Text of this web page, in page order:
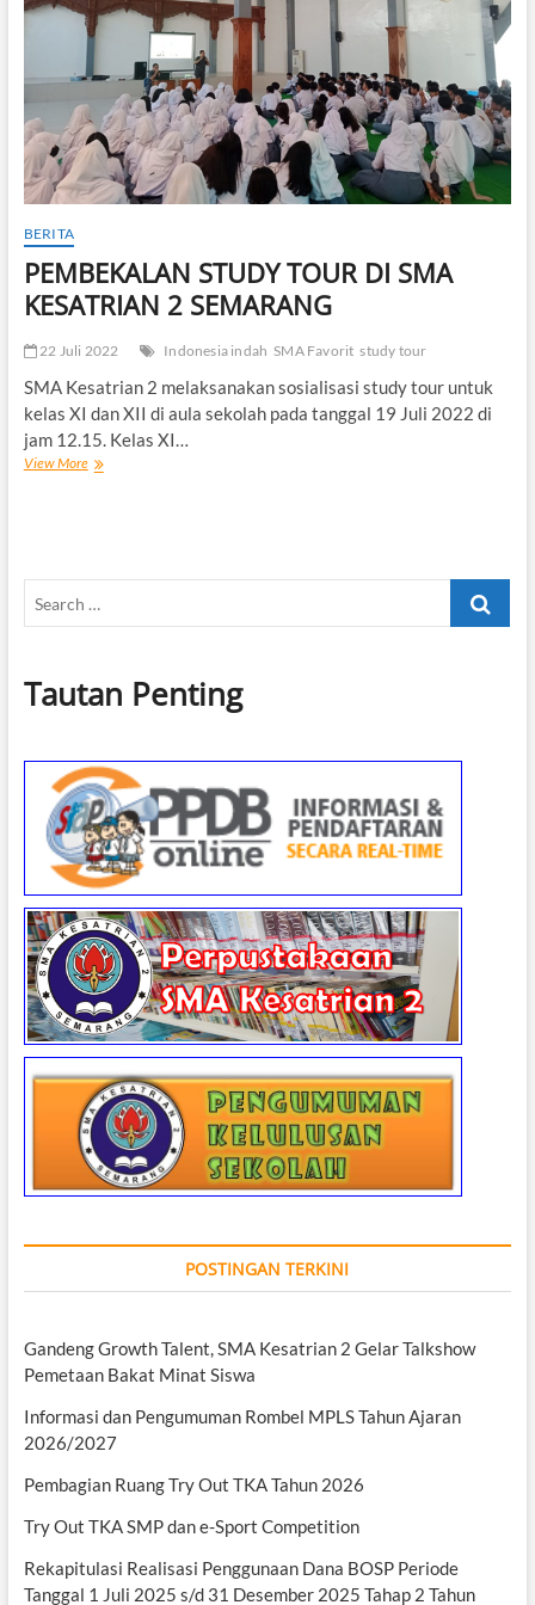
BERITA
PEMBEKALAN STUDY TOUR DI SMA
KESATRIAN 2 SEMARANG
22 Juli 2022 Indonesia indah SMA Favorit study tour
SMA Kesatrian 2 melaksanakan sosialisasi study tour untuk
kelas XI dan XII di aula sekolah pada tanggal 19 Juli 2022 di
jam 12.15. Kelas XI…
View MorePEMBEKALAN
SEMARANG
Search
Tautan Penting
POSTINGAN TERKINI
Gandeng Growth Talent, SMA Kesatrian 2 Gelar Talkshow
Pemetaan Bakat Minat Siswa
Informasi dan Pengumuman Rombel MPLS Tahun Ajaran
2026/2027
Pembagian Ruang Try Out TKA Tahun 2026
Try Out TKA SMP dan e-Sport Competition
Rekapitulasi Realisasi Penggunaan Dana BOSP Periode
Tanggal 1 Juli 2025 s/d 31 Desember 2025 Tahap 2 Tahun